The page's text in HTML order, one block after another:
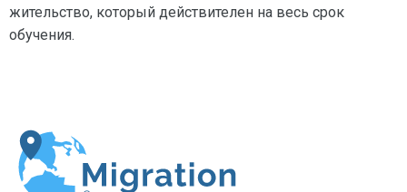
жительство, который действителен на весь срок
обучения.